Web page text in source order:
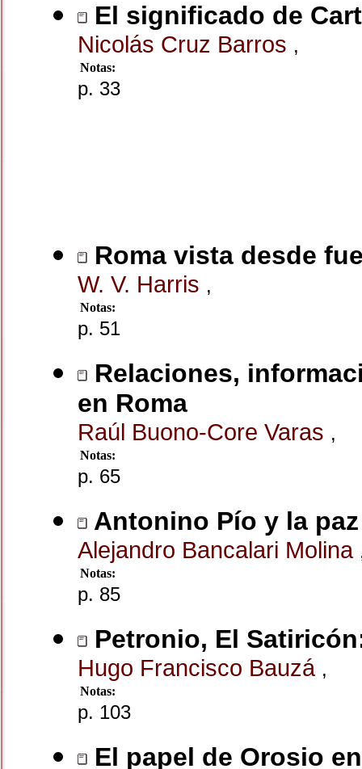
El significado de
Nicolás Cruz Barros ,
Notas:
p. 33
Roma vista desde
W. V. Harris ,
Notas:
p. 51
Relaciones,
en Roma
Raúl Buono-Core Varas ,
Notas:
p. 65
Antonino Pío y la
Alejandro Bancalari Molina
Notas:
p. 85
Petronio, El
Hugo Francisco Bauzá ,
Notas:
p. 103
El papel de Orosio